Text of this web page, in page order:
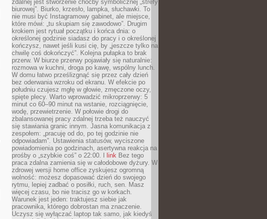
zdalnej jest stworzenie choćby symbolicznej „strefy
biurowej”. Biurko, krzesło, lampka, słuchawki. To
nie musi być Instagramowy gabinet, ale miejsce,
które mówi: „tu skupiam się zawodowo”. Drugim
krokiem jest rytuał początku i końca dnia: o
określonej godzinie siadasz do pracy i o określonej
kończysz, nawet jeśli kusi cię, by „jeszcze tylko na
chwilę coś dokończyć”. Kolejna pułapka to brak
przerw. W biurze przerwy pojawiały się naturalnie:
rozmowa w kuchni, droga po kawę, wspólny lunch.
W domu łatwo prześlizgnąć się przez cały dzień
bez oderwania wzroku od ekranu. W efekcie po
południu czujesz mgłę w głowie, zmęczone oczy,
spięte plecy. Warto wprowadzić mikroprzerwy: 5
minut co 60–90 minut na wstanie, rozciągnięcie,
wodę, przewietrzenie. W połowie drogi do
zbalansowanej pracy zdalnej trzeba też nauczyć
się stawiania granic innym. Jasna komunikacja z
zespołem: „pracuję od do, po tej godzinie nie
odpowiadam”. Ustawienia statusów, wyciszone
powiadomienia po godzinach, asertywna reakcja na
prośby o „szybkie coś” o 22:00. l
link Bez tego
praca zdalna zamienia się w całodobowe dyżury. W
zdrowej wersji home office zyskujesz ogromną
wolność: możesz dopasować dzień do swojego
rytmu, lepiej zadbać o posiłki, ruch, sen. Masz
więcej czasu, bo nie tracisz go w korkach.
Warunek jest jeden: traktujesz siebie jak
pracownika, którego dobrostan ma znaczenie.
Uczysz się wyłączać laptop tak samo, jak kiedyś